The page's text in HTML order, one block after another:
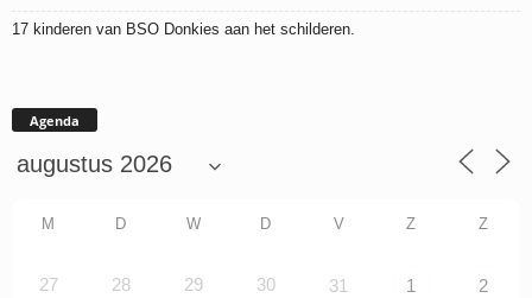
17 kinderen van BSO Donkies aan het schilderen.
Agenda
M D W D V Z Z
27 28 29 30 31 1 2